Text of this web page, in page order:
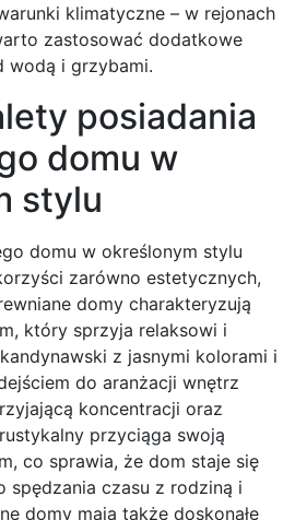
klimatyczne – w rejonach
zastosować dodatkowe
wodą i grzybami.
posiadania
domu w
stylu
domu w określonym stylu
zarówno estetycznych,
domy charakteryzują
który sprzyja relaksowi i
z jasnymi kolorami i
do aranżacji wnętrz
koncentracji oraz
przyciąga swoją
co sprawia, że dom staje się
spędzania czasu z rodziną i
domy mają także doskonałe